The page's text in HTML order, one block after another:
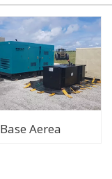
Base Aerea